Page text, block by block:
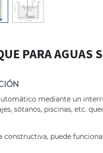
PARA AGUAS
mediante un
sótanos, piscinas, etc.
constructiva, puede